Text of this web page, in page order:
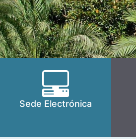
Sede Electrónica